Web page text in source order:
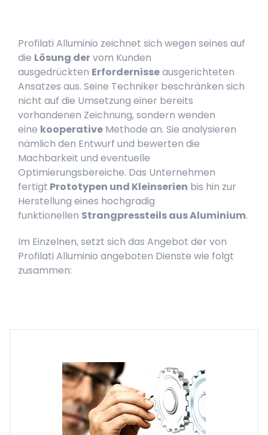
Profilati Alluminio zeichnet sich wegen seines auf
die Lösung dervom Kunden
ausgedrückten Erfordernisseausgerichteten
Ansatzes aus. Seine Techniker beschränken sich
nicht auf die Umsetzung einer bereits
vorhandenen Zeichnung, sondern wenden
eine kooperative Methode an. Sie analysieren
nämlich den Entwurf und bewerten die
Machbarkeit und eventuelle
Optimierungsbereiche. Das Unternehmen
fertigt Prototypen und Kleinserien bis hin zur
Herstellung eines hochgradig
funktionellen Strangpressteils aus Aluminium.
Im Einzelnen, setzt sich das Angebot der von
Profilati Alluminio angeboten Dienste wie folgt
zusammen: